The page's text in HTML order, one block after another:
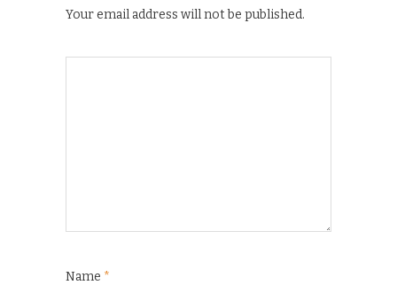
Your email address will not be published.
Name *